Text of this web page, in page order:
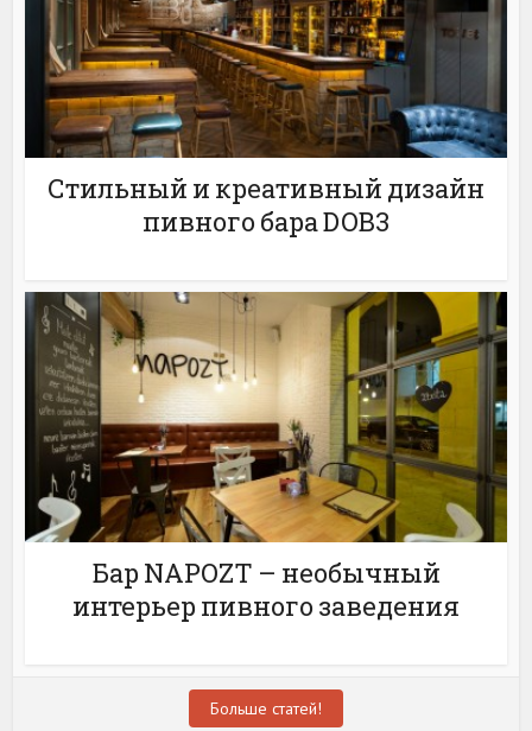
Стильный и креативный дизайн
пивного бара DOB3
Бар NAPOZT – необычный
интерьер пивного заведения
Больше статей!